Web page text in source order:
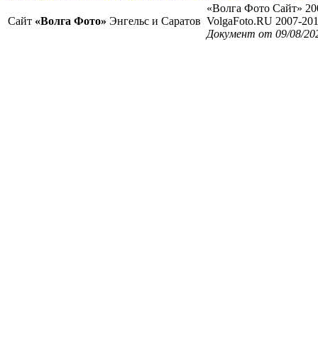
Сайт «Волга Фото» Энгельс и Саратов
«Волга Фото Сайт»
VolgaFoto.RU 2007-
Документ от 09/08/